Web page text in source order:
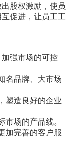
股权激励，使员
促进，让员工工
强市场的可控
名品牌、大市场
塑造良好的企业
场的产品线。
加完善的客户服